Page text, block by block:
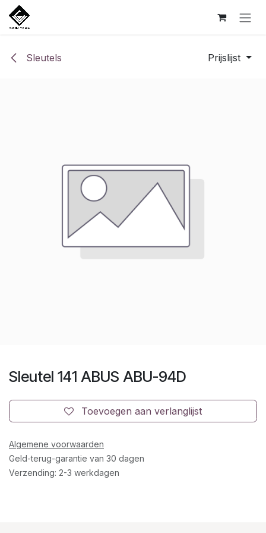
Overslaan naar inhoud
Sleutels Prijslijst
Sleutel 141 ABUS ABU-94D
Toevoegen aan verlanglijst
Algemene voorwaarden
Geld-terug-garantie van 30 dagen
Verzending: 2-3 werkdagen